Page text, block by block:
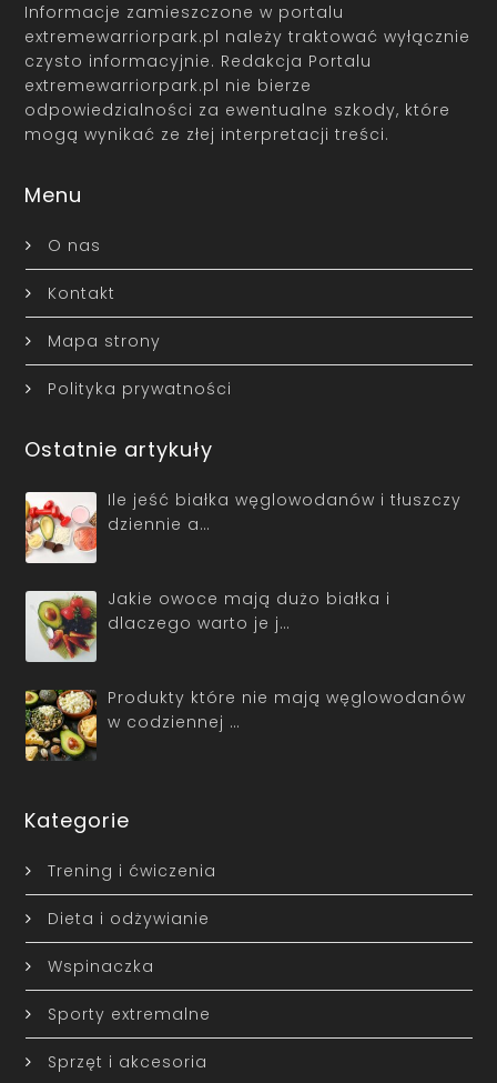
Informacje zamieszczone w portalu
extremewarriorpark.pl należy traktować wyłącznie
czysto informacyjnie. Redakcja Portalu
extremewarriorpark.pl nie bierze
odpowiedzialności za ewentualne szkody, które
mogą wynikać ze złej interpretacji treści.
Menu
O nas
Kontakt
Mapa strony
Polityka prywatności
Ostatnie artykuły
Ile jeść białka węglowodanów i tłuszczy
dziennie a…
Jakie owoce mają dużo białka i
dlaczego warto je j…
Produkty które nie mają węglowodanów
w codziennej …
Kategorie
Trening i ćwiczenia
Dieta i odżywianie
Wspinaczka
Sporty extremalne
Sprzęt i akcesoria